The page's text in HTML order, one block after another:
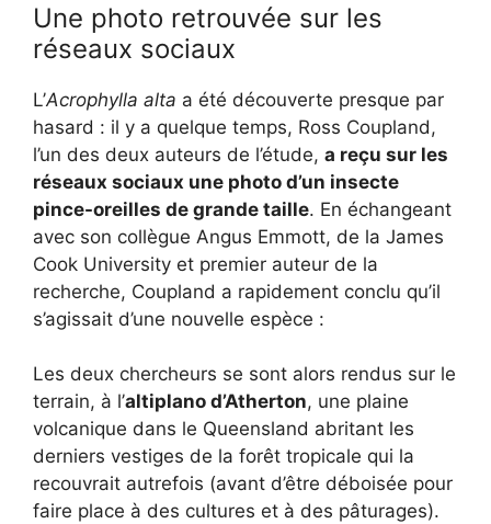
Une photo retrouvée sur les
réseaux sociaux
L’Acrophylla alta a été découverte presque par
hasard : il y a quelque temps, Ross Coupland,
l’un des deux auteurs de l’étude, a reçu sur les
réseaux sociaux une photo d’un insecte
pince-oreilles de grande taille. En échangeant
avec son collègue Angus Emmott, de la James
Cook University et premier auteur de la
recherche, Coupland a rapidement conclu qu’il
s’agissait d’une nouvelle espèce :
Les deux chercheurs se sont alors rendus sur le
terrain, à l’altiplano d’Atherton, une plaine
volcanique dans le Queensland abritant les
derniers vestiges de la forêt tropicale qui la
recouvrait autrefois (avant d’être déboisée pour
faire place à des cultures et à des pâturages).